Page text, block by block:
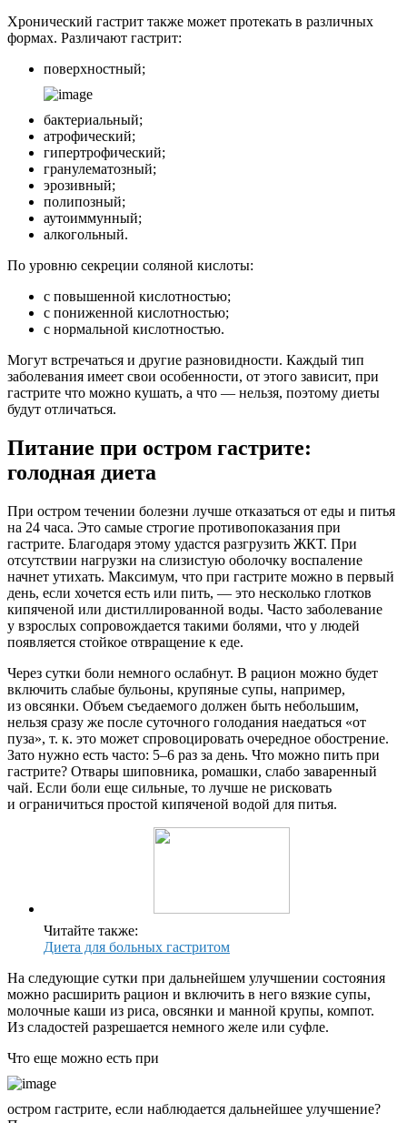
Хронический гастрит также может протекать в различных
формах. Различают гастрит:
поверхностный;
бактериальный;
атрофический;
гипертрофический;
гранулематозный;
эрозивный;
полипозный;
аутоиммунный;
алкогольный.
По уровню секреции соляной кислоты:
с повышенной кислотностью;
с пониженной кислотностью;
с нормальной кислотностью.
Могут встречаться и другие разновидности. Каждый тип
заболевания имеет свои особенности, от этого зависит, при
гастрите что можно кушать, а что — нельзя, поэтому диеты
будут отличаться.
Питание при остром гастрите:
голодная диета
При остром течении болезни лучше отказаться от еды и питья
на 24 часа. Это самые строгие противопоказания при
гастрите. Благодаря этому удастся разгрузить ЖКТ. При
отсутствии нагрузки на слизистую оболочку воспаление
начнет утихать. Максимум, что при гастрите можно в первый
день, если хочется есть или пить, — это несколько глотков
кипяченой или дистиллированной воды. Часто заболевание
у взрослых сопровождается такими болями, что у людей
появляется стойкое отвращение к еде.
Через сутки боли немного ослабнут. В рацион можно будет
включить слабые бульоны, крупяные супы, например,
из овсянки. Объем съедаемого должен быть небольшим,
нельзя сразу же после суточного голодания наедаться «от
пуза», т. к. это может спровоцировать очередное обострение.
Зато нужно есть часто: 5–6 раз за день. Что можно пить при
гастрите? Отвары шиповника, ромашки, слабо заваренный
чай. Если боли еще сильные, то лучше не рисковать
и ограничиться простой кипяченой водой для питья.
Читайте также:
Диета для больных гастритом
На следующие сутки при дальнейшем улучшении состояния
можно расширить рацион и включить в него вязкие супы,
молочные каши из риса, овсянки и манной крупы, компот.
Из сладостей разрешается немного желе или суфле.
Что еще можно есть при
остром гастрите, если наблюдается дальнейшее улучшение?